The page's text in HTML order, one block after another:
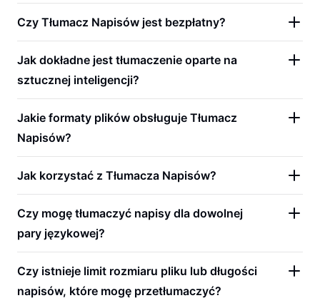
Czy Tłumacz Napisów jest bezpłatny?
Jak dokładne jest tłumaczenie oparte na
sztucznej inteligencji?
Jakie formaty plików obsługuje Tłumacz
Napisów?
Jak korzystać z Tłumacza Napisów?
Czy mogę tłumaczyć napisy dla dowolnej
pary językowej?
Czy istnieje limit rozmiaru pliku lub długości
napisów, które mogę przetłumaczyć?